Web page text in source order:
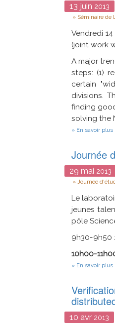
13 juin 2013
Type
Séminaire de
Vendredi
(joint work
A major
steps: (1)
certain
divisions.
finding
solving the
En savoir plus
Journée
29 mai 2013
Type
Journée
Le
jeunes
pôle
9h30-9h50
10h00-
En savoir plus
10 avr2013